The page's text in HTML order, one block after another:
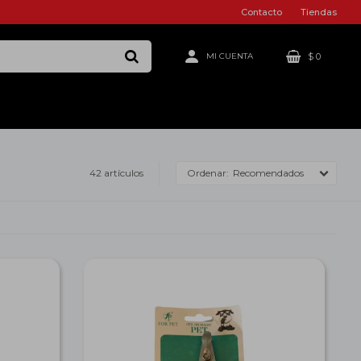
$ 0
Contacto Tiendas
42 artículos Recomendados